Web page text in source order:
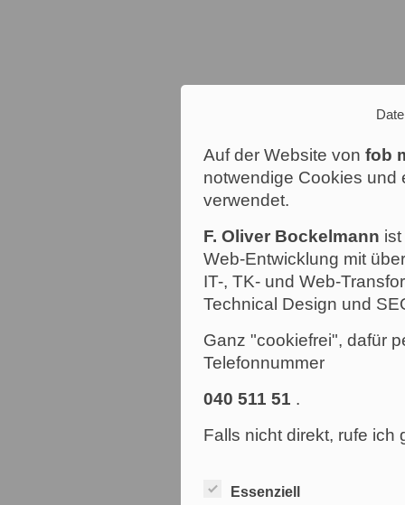
Auf der Website von fob
notwendige Cookies und
verwendet.
F. Oliver Bockelmann
Web-Entwicklung mit
IT-, TK- und Web-
Technical Design und
Ganz "cookiefrei", dafür
Telefonnummer
040 511 51 .
Falls nicht direkt, rufe ich
Essenziell